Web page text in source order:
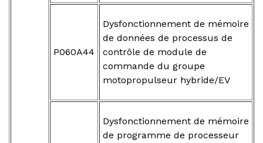
P060A44
Dysfonctionnement de mémoire
de données de processus de
contrôle de module de
commande du groupe
motopropulseur hybride/EV
Dysfonctionnement de mémoire
de programme de processeur